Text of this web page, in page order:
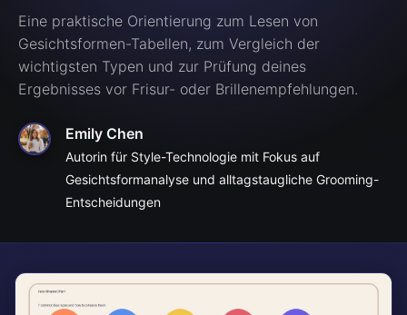
Eine praktische Orientierung zum Lesen von
Gesichtsformen-Tabellen, zum Vergleich der
wichtigsten Typen und zur Prüfung deines
Ergebnisses vor Frisur- oder Brillenempfehlungen.
Emily Chen
Autorin für Style-Technologie mit Fokus auf
Gesichtsformanalyse und alltagstaugliche Grooming-
Entscheidungen